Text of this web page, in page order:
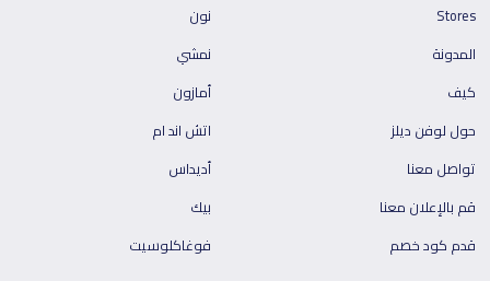
Stores
المدونة
كيف
حول لوفن ديلز
تواصل معنا
قم بالإعلان معنا
قدم كود خصم
نون
نمشي
أمازون
اتش اند ام
أديداس
بيك
فوغاكلوسيت